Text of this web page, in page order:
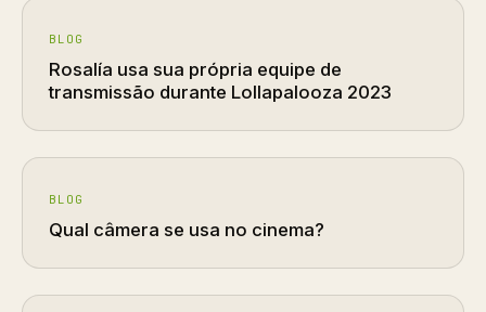
BLOG
Rosalía usa sua própria equipe de
transmissão durante Lollapalooza 2023
BLOG
Qual câmera se usa no cinema?